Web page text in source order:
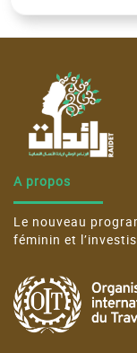
A propos
Le nouveau
féminin et